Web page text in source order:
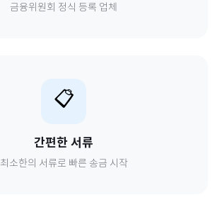
금융위원회 정식 등록 업체
📋
간편한 서류
최소한의 서류로 빠른 송금 시작